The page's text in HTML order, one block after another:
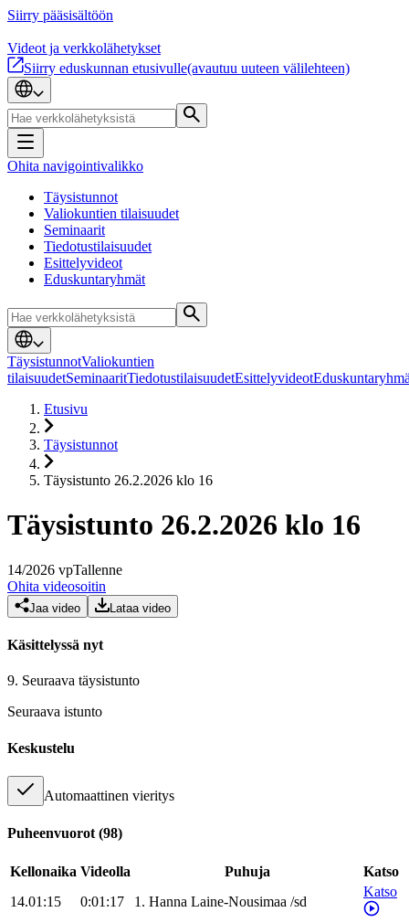
Siirry pääsisältöön
Videot ja verkkolähetykset
Siirry eduskunnan etusivulle(avautuu uuteen välilehteen)
Ohita navigointivalikko
Täysistunnot
Valiokuntien tilaisuudet
Seminaarit
Tiedotustilaisuudet
Esittelyvideot
Eduskuntaryhmät
TäysistunnotValiokuntien
tilaisuudetSeminaaritTiedotustilaisuudetEsittelyvideot
Etusivu
Täysistunnot
Täysistunto 26.2.2026 klo 16
Täysistunto 26.2.2026 klo 16
14/2026 vpTallenne
Ohita videosoitin
Jaa video Lataa video
Käsittelyssä nyt
9. Seuraava täysistunto
Seuraava istunto
Keskustelu
Automaattinen vieritys
Puheenvuorot (98)
Kellonaika Videolla Puhuja
Katso
14.01:15
0:01:17 1. Hanna Laine-Nousimaa /sd
Katso